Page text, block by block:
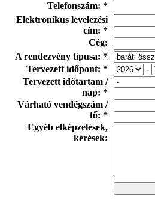
Telefonszám: *
Elektronikus levelezési
cím: *
Cég:
A rendezvény típusa: *
Tervezett időpont: *
-
Tervezett időtartam /
nap: *
Várható vendégszám /
fő: *
Egyéb elképzelések,
kérések: